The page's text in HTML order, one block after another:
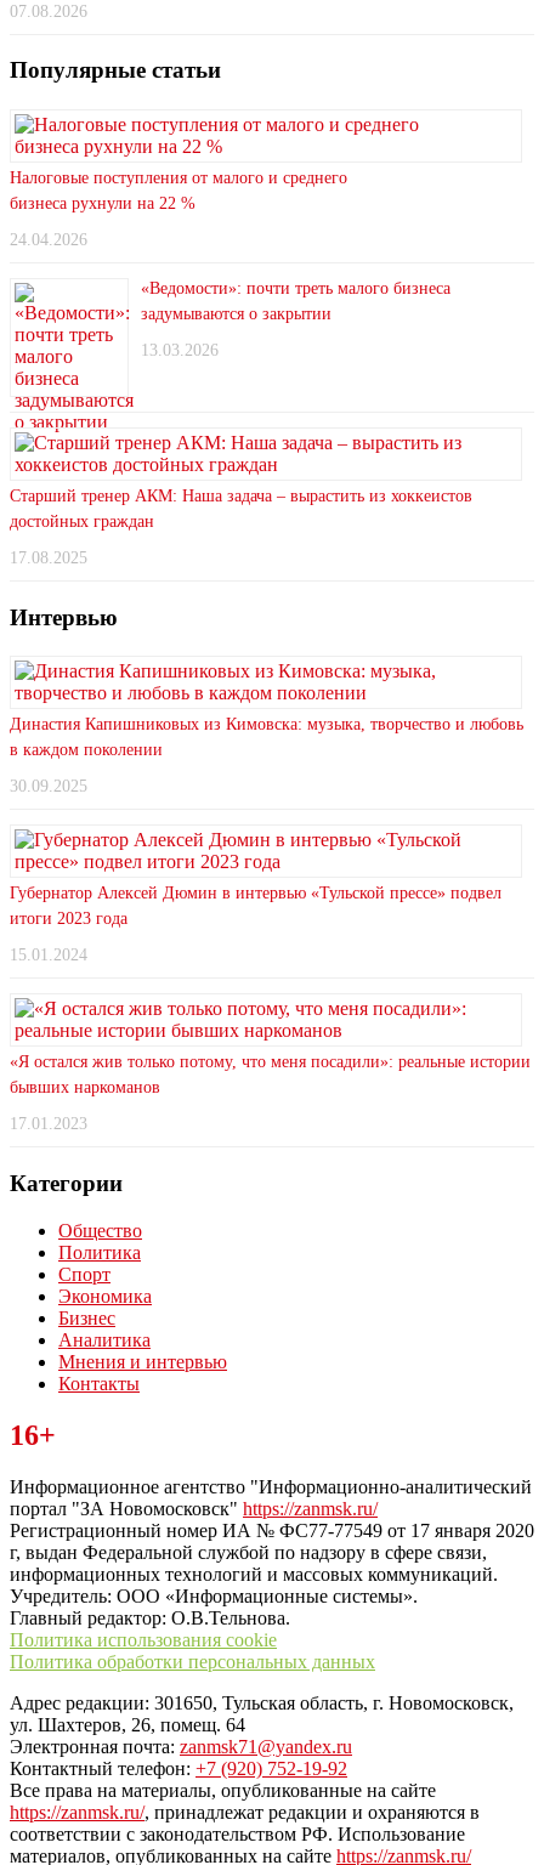
07.08.2026
Популярные статьи
Налоговые поступления от малого и среднего
бизнеса рухнули на 22 %
24.04.2026
«Ведомости»: почти треть малого бизнеса
задумываются о закрытии
13.03.2026
Старший тренер АКМ: Наша задача – вырастить из хоккеистов
достойных граждан
17.08.2025
Интервью
Династия Капишниковых из Кимовска: музыка, творчество и любовь
в каждом поколении
30.09.2025
Губернатор Алексей Дюмин в интервью «Тульской прессе» подвел
итоги 2023 года
15.01.2024
«Я остался жив только потому, что меня посадили»: реальные истории
бывших наркоманов
17.01.2023
Категории
Общество
Политика
Спорт
Экономика
Бизнес
Аналитика
Мнения и интервью
Контакты
Читайте последние новости дня в Тульской области на сайте
“ЗаНовомосковск”
16+
Информационное агентство "Информационно-аналитический
портал "ЗА Новомосковск" https://zanmsk.ru/
Регистрационный номер ИА № ФС77-77549 от 17 января 2020
г, выдан Федеральной службой по надзору в сфере связи,
информационных технологий и массовых коммуникаций.
Учредитель: ООО «Информационные системы».
Главный редактор: О.В.Тельнова.
Политика использования cookie
Политика обработки персональных данных
Адрес редакции: 301650, Тульская область, г. Новомосковск,
ул. Шахтеров, 26, помещ. 64
Электронная почта: zanmsk71@yandex.ru
Контактный телефон: +7 (920) 752-19-92
Все права на материалы, опубликованные на сайте
https://zanmsk.ru/, принадлежат редакции и охраняются в
соответствии с законодательством РФ. Использование
материалов, опубликованных на сайте https://zanmsk.ru/